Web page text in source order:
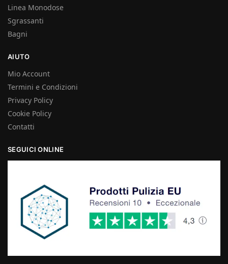
Linea Monodose
Sgrassanti
Bagni
AIUTO
Mio Account
Termini e Condizioni
Privacy Policy
Cookie Policy
Contatti
SEGUICI ONLINE